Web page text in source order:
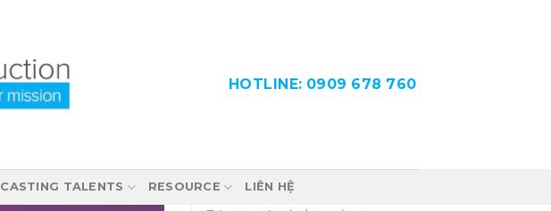
HOTLINE: 0909 678 760
CASTING TALENTS RESOURCE LIÊN HỆ